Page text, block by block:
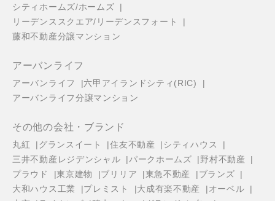
シティホームズ/ホームズ
リーデンススクエア/リーデンスフォート
藤和不動産分譲マンション
アーバンライフ
アーバンライフ
六甲アイランドシティ(RIC)
アーバンライフ分譲マンション
その他の会社・ブランド
丸紅 グランスイート 住友不動産
シティハウス
三井不動産レジデンシャル
パークホームズ
野村不動産
プラウド
東京建物 ブリリア 東急不動産
ブランズ
大和ハウス工業
プレミスト 大成有楽不動産
オーベル